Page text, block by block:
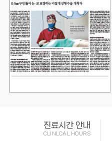
진료시간 안내
CLINLCAL HOURS